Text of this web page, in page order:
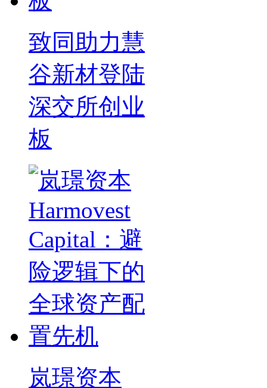
致同助力慧
谷新材登陆
深交所创业
板
岚璟资本